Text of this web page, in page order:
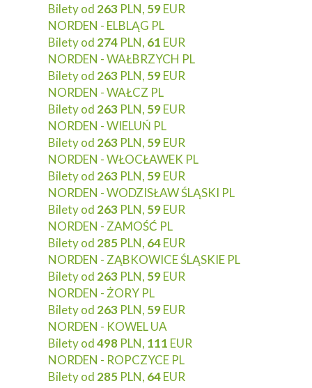
Bilety od 263 PLN, 59EUR
NORDEN - ELBLĄG PL
Bilety od 274 PLN, 61 EUR
NORDEN - WAŁBRZYCH PL
Bilety od 263 PLN, 59EUR
NORDEN - WAŁCZ PL
Bilety od 263 PLN, 59EUR
NORDEN - WIELUŃ PL
Bilety od 263 PLN, 59EUR
NORDEN - WŁOCŁAWEK PL
Bilety od 263 PLN, 59EUR
NORDEN - WODZISŁAW ŚLĄSKI PL
Bilety od 263 PLN, 59EUR
NORDEN - ZAMOŚĆ PL
Bilety od 285 PLN, 64EUR
NORDEN - ZĄBKOWICE ŚLĄSKIE PL
Bilety od 263 PLN, 59EUR
NORDEN - ŻORY PL
Bilety od 263 PLN, 59EUR
NORDEN - KOWEL UA
Bilety od498 PLN, 111 EUR
NORDEN - ROPCZYCE PL
Bilety od 285 PLN, 64EUR